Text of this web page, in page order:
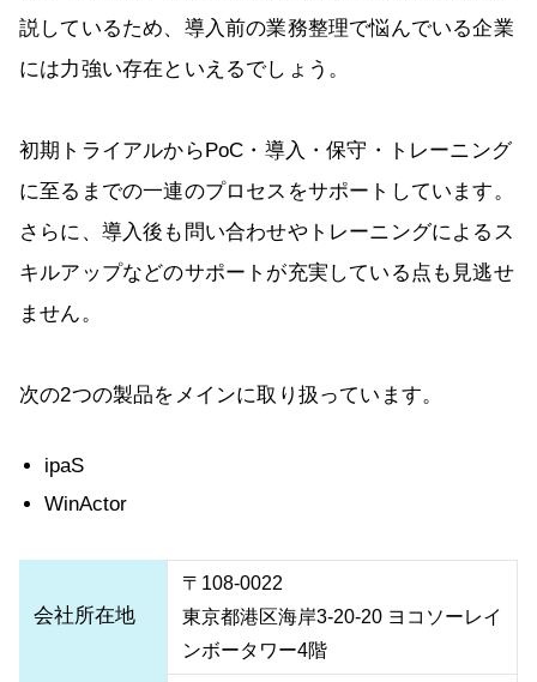
説しているため、導入前の業務整理で悩んでいる企業
には力強い存在といえるでしょう。
初期トライアルからPoC・導入・保守・トレーニング
に至るまでの一連のプロセスをサポートしています。
さらに、導入後も問い合わせやトレーニングによるス
キルアップなどのサポートが充実している点も見逃せ
ません。
次の2つの製品をメインに取り扱っています。
ipaS
WinActor
会社所在地
〒108-0022
東京都港区海岸3-20-20 ヨコソーレイ
ンボータワー4階